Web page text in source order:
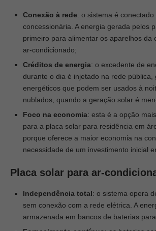
Conexão à rede: o sistema é
concessionária. A energia gerada pelos
primeiro para alimentar os aparelhos da
ar-condicionado;
Créditos de energia: o excedente de
durante o dia é injetado na rede pública,
energéticos que podem ser usados à
nublados, quando a geração solar é
Foco na economia: esta é a opção
para a placa solar para residência em
porque oferece a maior economia na
necessidade de um investimento inicial
Placa solar para ar-
Independência total: o sistema opera
sem conexão com a rede elétrica. A
armazenada em bancos de baterias